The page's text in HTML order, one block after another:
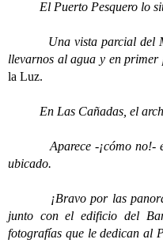
El Puerto Pesquero lo
Una vista parcial del
llevarnos al agua y en
la Luz.
En Las Cañadas, el
Aparece -¡cómo no!- el
ubicado.
¡Bravo por las
junto con el edificio del
fotografías que le dedican al